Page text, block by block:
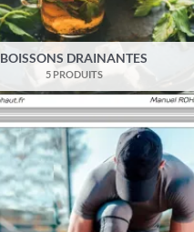
BOISSONS DRAINANTES
5 PRODUITS